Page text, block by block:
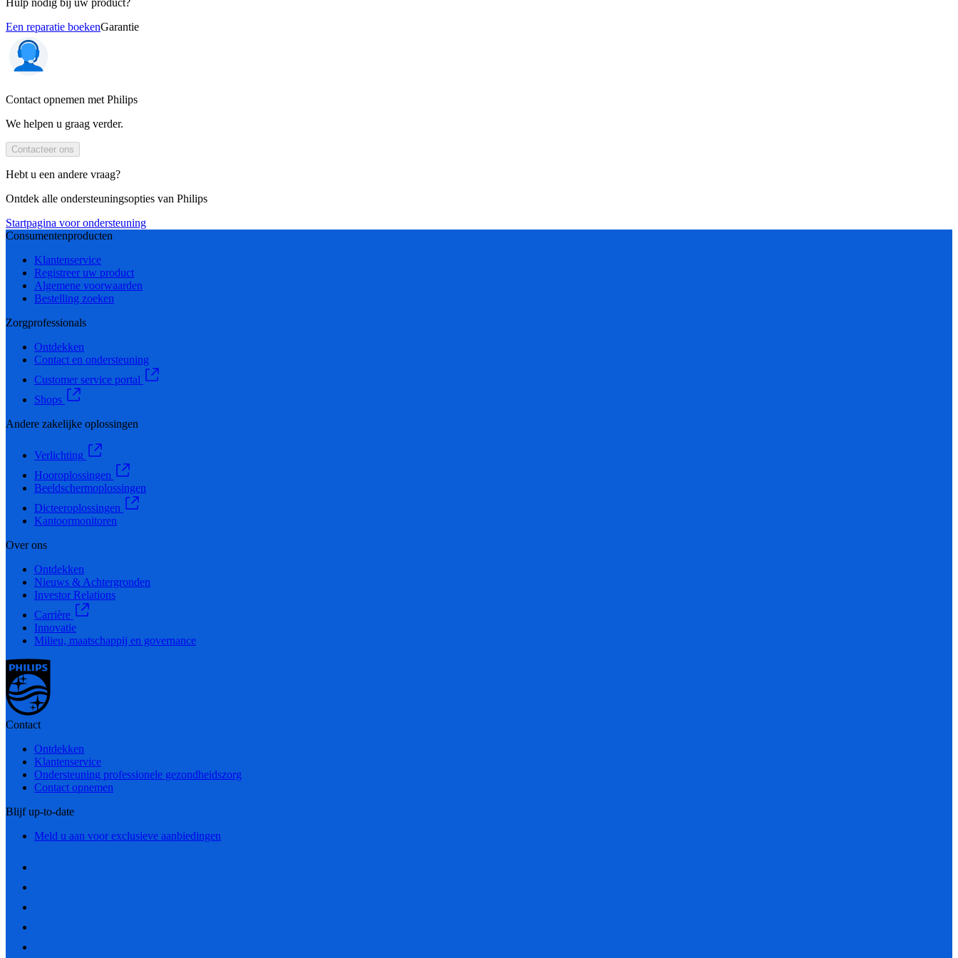
Een reparatie boekenGarantie
Contact opnemen met Philips
We helpen u graag verder.
Contacteer ons
Hebt u een andere vraag?
Ontdek alle ondersteuningsopties van Philips
Startpagina voor ondersteuning
Consumentenproducten
Klantenservice
Registreer uw product
Algemene voorwaarden
Bestelling zoeken
Zorgprofessionals
Ontdekken
Contact en ondersteuning
Customer service portal
Shops
Andere zakelijke oplossingen
Verlichting
Hooroplossingen
Beeldschermoplossingen
Dicteeroplossingen
Kantoormonitoren
Over ons
Ontdekken
Nieuws & Achtergronden
Investor Relations
Carrière
Innovatie
Milieu, maatschappij en governance
Contact
Ontdekken
Klantenservice
Ondersteuning professionele gezondheidszorg
Contact opnemen
Blijf up-to-date
Meld u aan voor exclusieve aanbiedingen